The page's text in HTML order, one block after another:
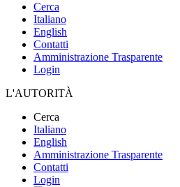
Cerca
Italiano
English
Contatti
Amministrazione Trasparente
Login
L'AUTORITÀ
Cerca
Italiano
English
Amministrazione Trasparente
Contatti
Login